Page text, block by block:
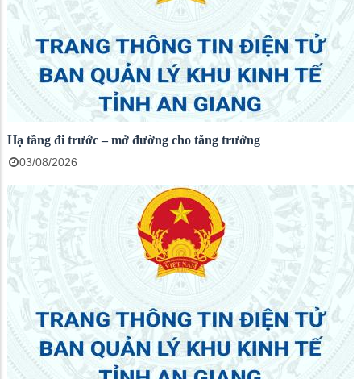
Hạ tầng đi trước – mở đường cho tăng trưởng
03/08/2026